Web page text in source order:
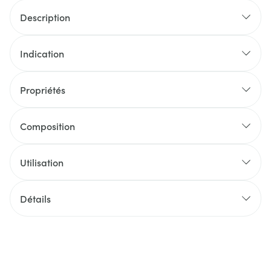
Description
Indication
Propriétés
Composition
Utilisation
Détails